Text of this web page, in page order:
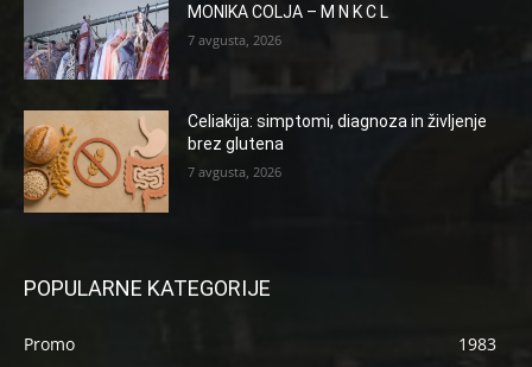
MONIKA COLJA – M N K C L
7 avgusta, 2026
Celiakija: simptomi, diagnoza in življenje
brez glutena
7 avgusta, 2026
POPULARNE KATEGORIJE
Promo
1983